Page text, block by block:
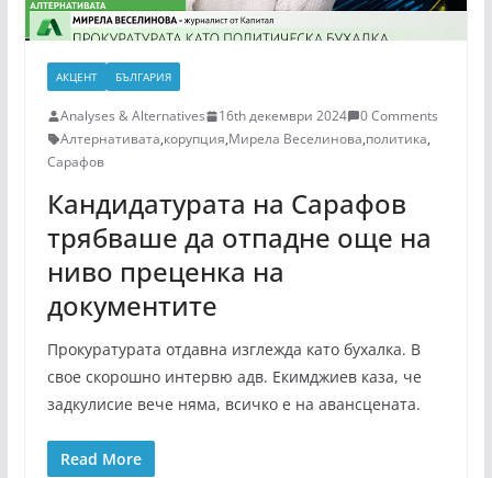
АКЦЕНТ БЪЛГАРИЯ
Analyses & Alternatives 16th декември 2024
0 Comments
Алтернативата,корупция,Мирела Веселинова,политика,
Сарафов
Кандидатурата на Сарафов
трябваше да отпадне още на
ниво преценка на
документите
Прокуратурата отдавна изглежда като бухалка. В
свое скорошно интервю адв. Екимджиев каза, че
задкулисие вече няма, всичко е на авансцената.
Read More